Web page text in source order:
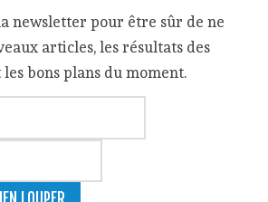
newsletter pour être sûr de ne
articles, les résultats des
bons plans du moment.